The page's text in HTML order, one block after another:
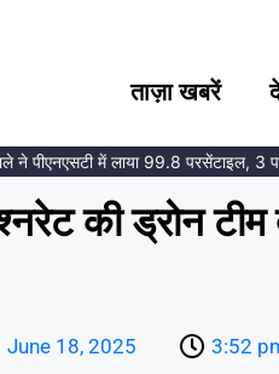
ताज़ा खबरें
पीएनएसटी में लाया 99.8 परसेंटाइल, 3
की ड्रोन
June 18, 2025 3:52